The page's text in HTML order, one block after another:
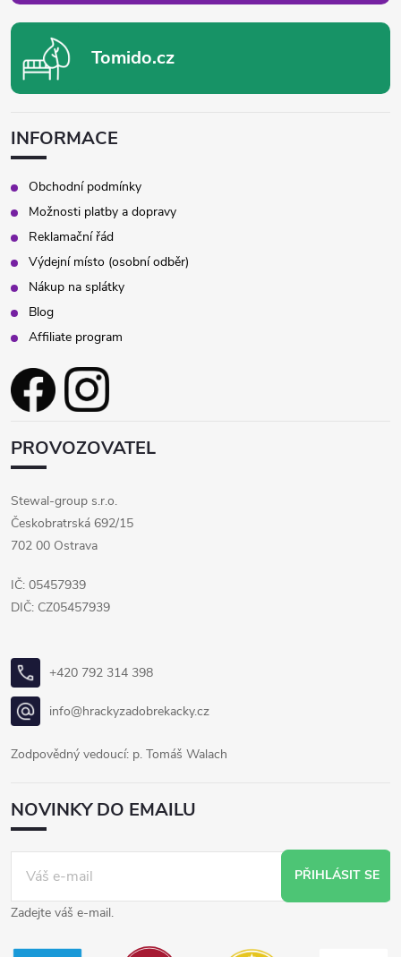
Tomido.cz
INFORMACE
Obchodní podmínky
Možnosti platby a dopravy
Reklamační řád
Výdejní místo (osobní odběr)
Nákup na splátky
Blog
Affiliate program
PROVOZOVATEL
Stewal-group s.r.o.
Českobratrská 692/15
702 00 Ostrava
IČ: 05457939
DIČ: CZ05457939
+420 792 314 398
info@hrackyzadobrekacky.cz
Zodpovědný vedoucí: p. Tomáš Walach
NOVINKY DO EMAILU
PŘIHLÁSIT SE
Zadejte váš e-mail.